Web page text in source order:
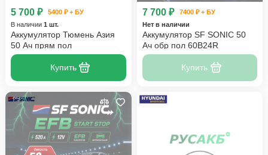
5 700 ₽
5400 ₽ + БУ
В наличии 1 шт.
Аккумулятор Тюмень Азия
50 Ач прям пол
Купить
7 700 ₽
7400 ₽ + БУ
Нет в наличии
Аккумулятор SF SONIC 50
Ач обр пол 60B24R
Купить